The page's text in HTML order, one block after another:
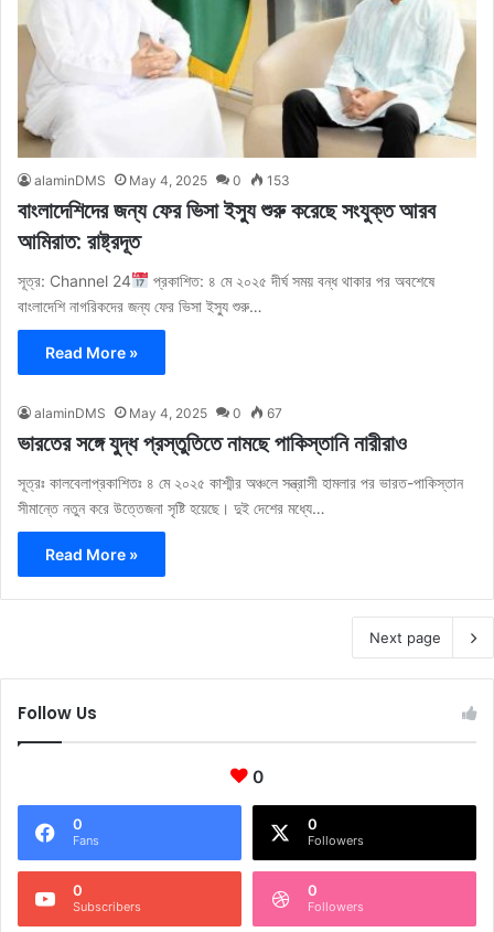
alaminDMS May 4, 2025 0 153
বাংলাদেশিদের জন্য ফের ভিসা ইস্যু শুরু করেছে সংযুক্ত আরব
আমিরাত: রাষ্ট্রদূত
সূত্র: Channel 24
প্রকাশিত: ৪ মে ২০২৫ দীর্ঘ সময় বন্ধ থাকার পর অবশেষে
বাংলাদেশি নাগরিকদের জন্য ফের ভিসা ইস্যু শুরু…
Read More »
alaminDMS May 4, 2025 0 67
ভারতের সঙ্গে যুদ্ধ প্রস্তুতিতে নামছে পাকিস্তানি নারীরাও
সূত্রঃ কালবেলাপ্রকাশিতঃ ৪ মে ২০২৫ কাশ্মীর অঞ্চলে সন্ত্রাসী হামলার পর ভারত-পাকিস্তান
সীমান্তে নতুন করে উত্তেজনা সৃষ্টি হয়েছে। দুই দেশের মধ্যে…
Read More »
Next page
Follow Us
0
0
Fans
0
Followers
0
Subscribers
0
Followers